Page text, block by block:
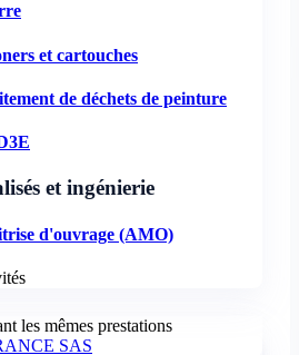
et cartouches
de déchets de peinture
et ingénierie
d'ouvrage (AMO)
les mêmes prestations